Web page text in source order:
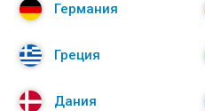
Германия
Греция
Дания